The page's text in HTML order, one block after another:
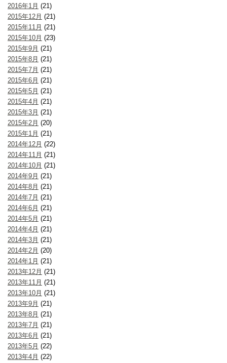
2016年1月 (21)
2015年12月 (21)
2015年11月 (21)
2015年10月 (23)
2015年9月 (21)
2015年8月 (21)
2015年7月 (21)
2015年6月 (21)
2015年5月 (21)
2015年4月 (21)
2015年3月 (21)
2015年2月 (20)
2015年1月 (21)
2014年12月 (22)
2014年11月 (21)
2014年10月 (21)
2014年9月 (21)
2014年8月 (21)
2014年7月 (21)
2014年6月 (21)
2014年5月 (21)
2014年4月 (21)
2014年3月 (21)
2014年2月 (20)
2014年1月 (21)
2013年12月 (21)
2013年11月 (21)
2013年10月 (21)
2013年9月 (21)
2013年8月 (21)
2013年7月 (21)
2013年6月 (21)
2013年5月 (22)
2013年4月 (22)